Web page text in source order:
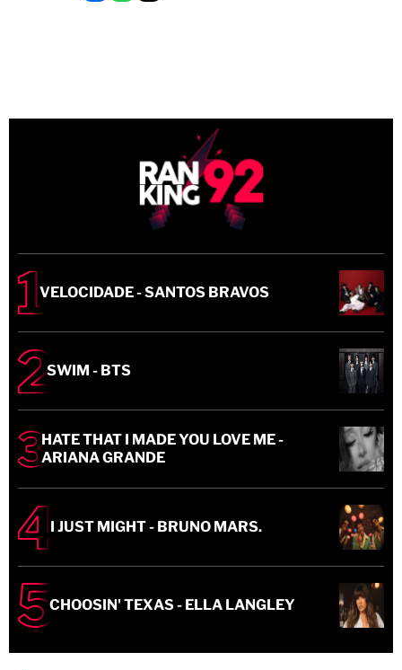
VELOCIDADE - SANTOS BRAVOS
SWIM - BTS
HATE THAT I MADE YOU LOVE ME -
ARIANA GRANDE
I JUST MIGHT - BRUNO MARS.
CHOOSIN' TEXAS - ELLA LANGLEY